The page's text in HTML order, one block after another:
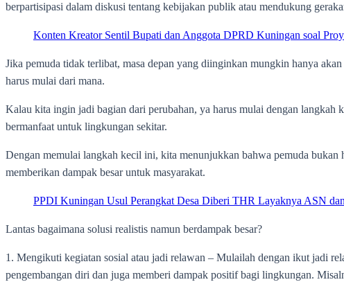
berpartisipasi dalam diskusi tentang kebijakan publik atau mendukung
‎Konten Kreator Sentil Bupati dan Anggota DPRD Kuningan soal
Jika pemuda tidak terlibat, masa depan yang diinginkan mungkin hanya
harus mulai dari mana.
Kalau kita ingin jadi bagian dari perubahan, ya harus mulai dengan
bermanfaat untuk lingkungan sekitar.
Dengan memulai langkah kecil ini, kita menunjukkan bahwa pemuda bukan
memberikan dampak besar untuk masyarakat.‎
PPDI Kuningan Usul Perangkat Desa Diberi THR Layaknya ASN
Lantas bagaimana solusi realistis namun berdampak besar?‎
1. Mengikuti kegiatan sosial atau jadi relawan – Mulailah dengan ikut jadi
pengembangan diri dan juga memberi dampak positif bagi lingkungan.